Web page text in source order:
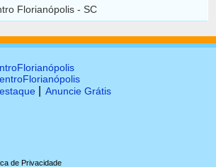
Florianópolis - SC
Anuncie Grátis
de Privacidade